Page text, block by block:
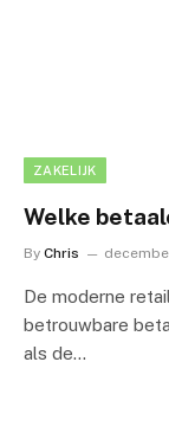
ZAKELIJK
Welke
By Chris
De moderne
betrouwbare
als de…